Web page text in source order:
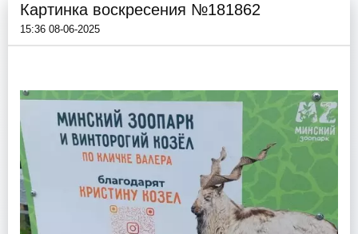
Картинка воскресения №181862
15:36 08-06-2025